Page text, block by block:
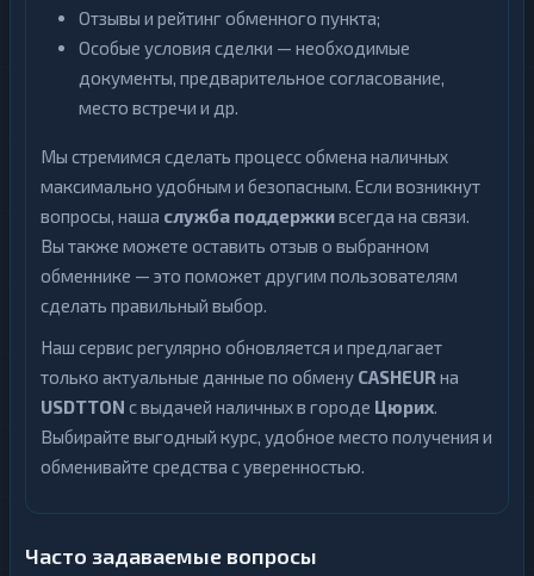
Отзывы и рейтинг обменного пункта;
Особые условия сделки — необходимые
документы, предварительное согласование,
место встречи и др.
Мы стремимся сделать процесс обмена наличных
максимально удобным и безопасным. Если возникнут
вопросы, наша служба поддержкивсегда на связи.
Вы также можете оставить отзыв о выбранном
обменнике — это поможет другим пользователям
сделать правильный выбор.
Наш сервис регулярно обновляется и предлагает
только актуальные данные по обмену CASHEUR на
USDTTON с выдачей наличных в городе Цюрих.
Выбирайте выгодный курс, удобное место получения и
обменивайте средства с уверенностью.
Часто задаваемые вопросы